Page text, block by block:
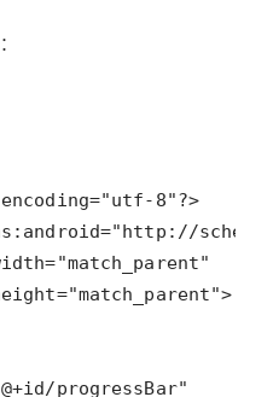
<?xml version="1.0" encoding="utf-8"?>